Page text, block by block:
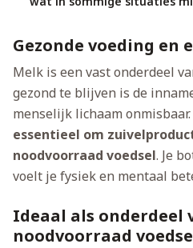
Gezonde voeding en
Melk is een vast onderdeel
gezond te blijven is de
menselijk lichaam
essentieel om
noodvoorraad voedsel. Je
voelt je fysiek en mentaal
Ideaal als onderdeel
noodvoorraad